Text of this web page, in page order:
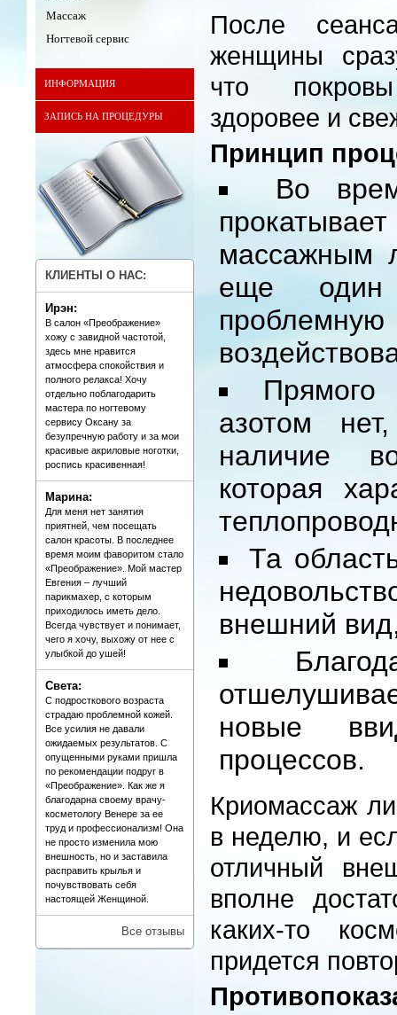
Массаж
Ногтевой сервис
ИНФОРМАЦИЯ
ЗАПИСЬ НА ПРОЦЕДУРЫ
КЛИЕНТЫ О НАС:
Ирэн:
В салон «Преображение»
хожу с завидной частотой,
здесь мне нравится
атмосфера спокойствия и
полного релакса! Хочу
отдельно поблагодарить
мастера по ногтевому
сервису Оксану за
безупречную работу и за мои
красивые акриловые ноготки,
роспись красивенная!
Марина:
Для меня нет занятия
приятней, чем посещать
салон красоты. В последнее
время моим фаворитом стало
«Преображение». Мой мастер
Евгения – лучший
парикмахер, с которым
приходилось иметь дело.
Всегда чувствует и понимает,
чего я хочу, выхожу от нее с
улыбкой до ушей!
Света:
С подросткового возраста
страдаю проблемной кожей.
Все усилия не давали
ожидаемых результатов. С
опущенными руками пришла
по рекомендации подруг в
«Преображение». Как же я
благодарна своему врачу-
косметологу Венере за ее
труд и профессионализм! Она
не просто изменила мою
внешность, но и заставила
расправить крылья и
почувствовать себя
настоящей Женщиной.
Все отзывы
После
женщины
что
здоровее и
Принцип
Во
массажным
еще
Прямого
азотом
наличие
которая
Та
внешний
новые
процессов.
Криомассаж
в неделю, и
отличный
вполне
каких-то
придется